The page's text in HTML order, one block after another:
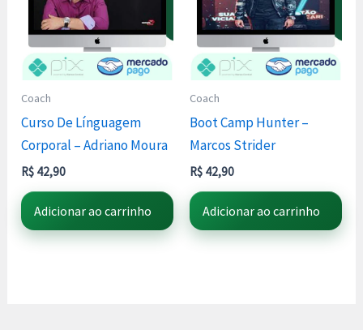
Coach
Curso De Línguagem
Corporal – Adriano Moura
R$ 42,90
Adicionar ao carrinho
Coach
Boot Camp Hunter –
Marcos Strider
R$ 42,90
Adicionar ao carrinho